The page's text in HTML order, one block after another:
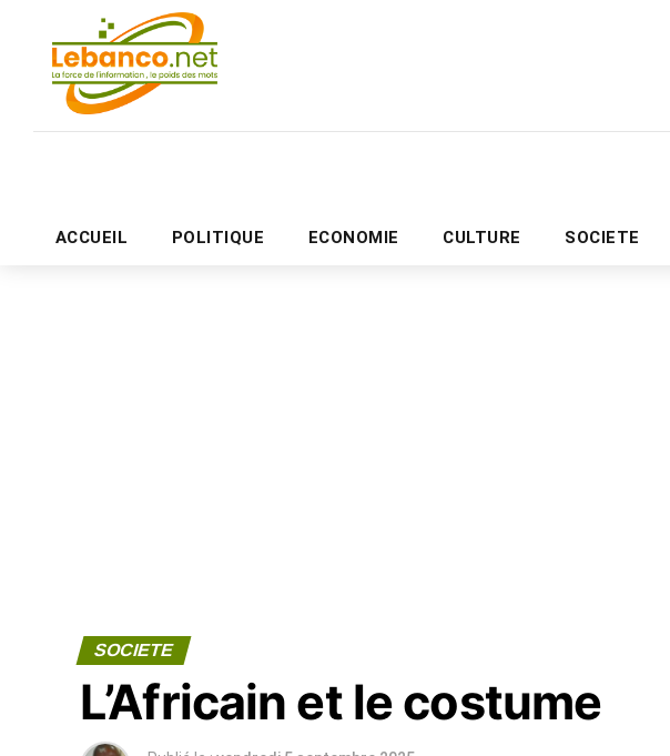
ACCUEIL POLITIQUE ECONOMIE CULTURE SOCIETE
SOCIETE
L’Africain et le costume